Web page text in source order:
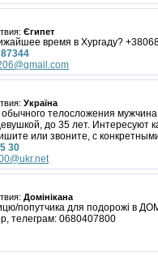
Єгипет
время в Хургаду?
Україна
телосложения
до 35 лет. Интересуют
или звоните, с
30
Домінікана
попутчика для подорожі в
телеграм: 0680407800